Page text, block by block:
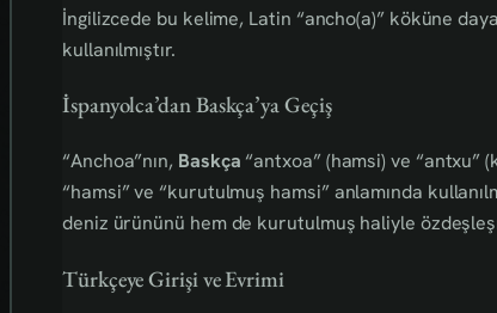
İngilizcede bu kelime, Latin “ancho(a)” köküne
kullanılmıştır.
İspanyolca’dan Baskça’ya Geçiş
“Anchoa”nın, Baskça “antxoa” (hamsi) ve
“hamsi” ve “kurutulmuş hamsi” anlamında
deniz ürününü hem de kurutulmuş haliyle
Türkçeye Girişi ve Evrimi